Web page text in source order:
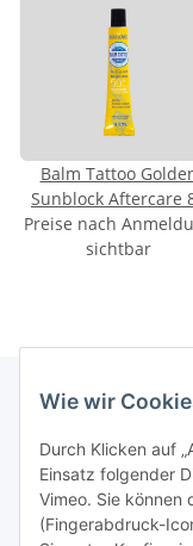
Balm Tattoo
Sunblock Aftercare
Preise nach
sichtbar
INFORMATIONEN
GESETZLICHE
Wie wir
Durch Klicken auf
Einsatz folgender
Vimeo. Sie können
(Fingerabdruck-